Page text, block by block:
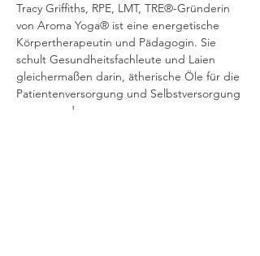
Tracy Griffiths, RPE, LMT, TRE®-Gründerin
von Aroma Yoga® ist eine energetische
Körpertherapeutin und Pädagogin. Sie
schult Gesundheitsfachleute und Laien
gleichermaßen darin, ätherische Öle für die
Patientenversorgung und Selbstversorgung
zu verwenden.